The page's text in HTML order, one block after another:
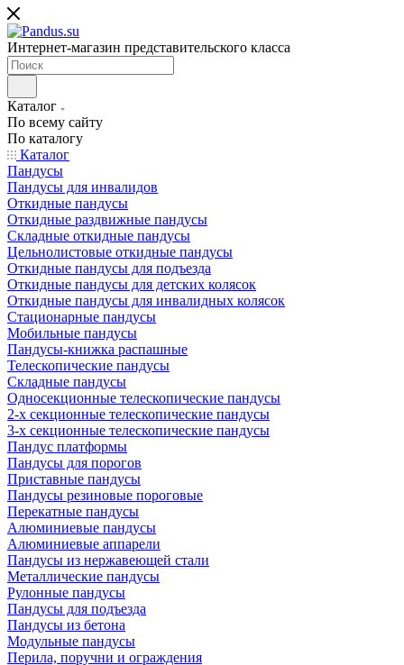
Интернет-магазин представительского класса
Каталог
По всему сайту
По каталогу
Каталог
Пандусы
Пандусы для инвалидов
Откидные пандусы
Откидные раздвижные пандусы
Складные откидные пандусы
Цельнолистовые откидные пандусы
Откидные пандусы для подъезда
Откидные пандусы для детских колясок
Откидные пандусы для инвалидных колясок
Стационарные пандусы
Мобильные пандусы
Пандусы-книжка распашные
Телескопические пандусы
Складные пандусы
Односекционные телескопические пандусы
2-х секционные телескопические пандусы
3-х секционные телескопические пандусы
Пандус платформы
Пандусы для порогов
Приставные пандусы
Пандусы резиновые пороговые
Перекатные пандусы
Алюминиевые пандусы
Алюминиевые аппарели
Пандусы из нержавеющей стали
Металлические пандусы
Рулонные пандусы
Пандусы для подъезда
Пандусы из бетона
Модульные пандусы
Перила, поручни и ограждения